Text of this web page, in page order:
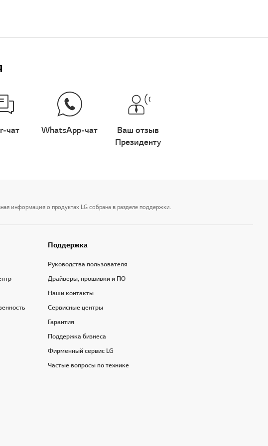
чат WhatsApp-чат
Ваш отзыв
Президенту
информация о продуктах LG собрана в разделе поддержки.
Поддержка
Руководства пользователя
Драйверы, прошивки и ПО
Наши контакты
Сервисные центры
Гарантия
Поддержка бизнеса
Фирменный сервис LG
Частые вопросы по технике